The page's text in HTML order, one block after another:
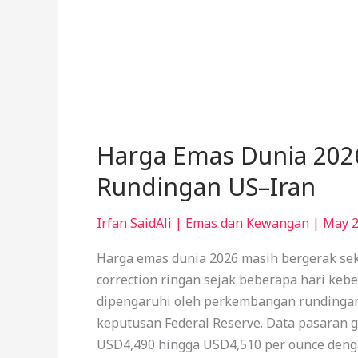
Harga Emas Dunia
Rundingan US–Iran
Irfan SaidAli | Emas dan Kewangan | May
Harga emas dunia 2026 masih bergerak
correction ringan sejak beberapa hari
dipengaruhi oleh perkembangan
keputusan Federal Reserve. Data
USD4,490 hingga USD4,510 per ounce